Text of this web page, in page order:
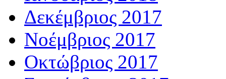
Δεκέμβριος 2017
Νοέμβριος 2017
Οκτώβριος 2017